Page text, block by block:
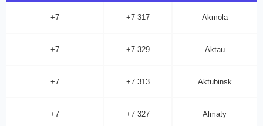
+7 +7 317 Akmola
+7 +7 329 Aktau
+7 +7 313 Aktubinsk
+7 +7 327 Almaty